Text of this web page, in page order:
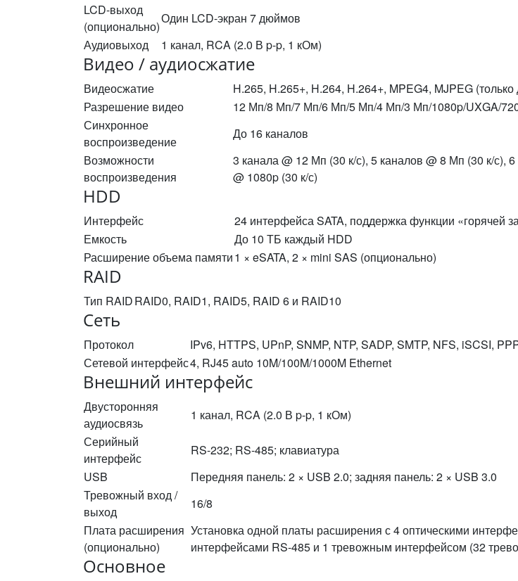
LCD-выход
(опционально)
Один LCD-экран 7 дюймов
Аудиовыход
1 канал, RCA (2.0 В p-p, 1 кОм)
Видео / аудиосжатие
Видеосжатие
H.265, H.265+, H.264, H.264+, MPEG4, MJPEG
Разрешение видео
12 Мп/8 Мп/7 Мп/6 Мп/5 Мп/4 Мп/3 Мп/1080p/UXGA/
Синхронное
воспроизведение
До 16 каналов
Возможности
воспроизведения
3 канала @ 12 Мп (30 к/с), 5 каналов @ 8 Мп (30 к/с),
@ 1080p (30 к/с)
HDD
Интерфейс
24 интерфейса SATA, поддержка функции «горячей
Емкость
До 10 ТБ каждый HDD
Расширение объема памяти1 × eSATA, 2 × mini SAS (опционально)
RAID
Тип RAIDRAID0, RAID1, RAID5, RAID 6 и RAID10
Сеть
Протокол
IPv6, HTTPS, UPnP, SNMP, NTP, SADP, SMTP, NFS, iSCSI,
Сетевой интерфейс4, RJ45 auto 10M/100M/1000M Ethernet
Внешний интерфейс
Двусторонняя
аудиосвязь
1 канал, RCA (2.0 В p-p, 1 кОм)
Серийный
интерфейс
RS-232; RS-485; клавиатура
USB
Передняя панель: 2 × USB 2.0; задняя панель: 2 × USB 3.0
Тревожный вход /
выход
16/8
Плата расширения
(опционально)
Установка одной платы расширения с 4 оптическими
интерфейсами RS-485 и 1 тревожным интерфейсом (32
Основное